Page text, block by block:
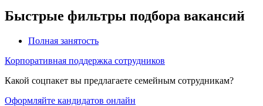
Быстрые фильтры подбора вакансий
Полная занятость
Корпоративная поддержка сотрудников
Какой соцпакет вы предлагаете семейным сотрудникам?
Оформляйте кандидатов онлайн